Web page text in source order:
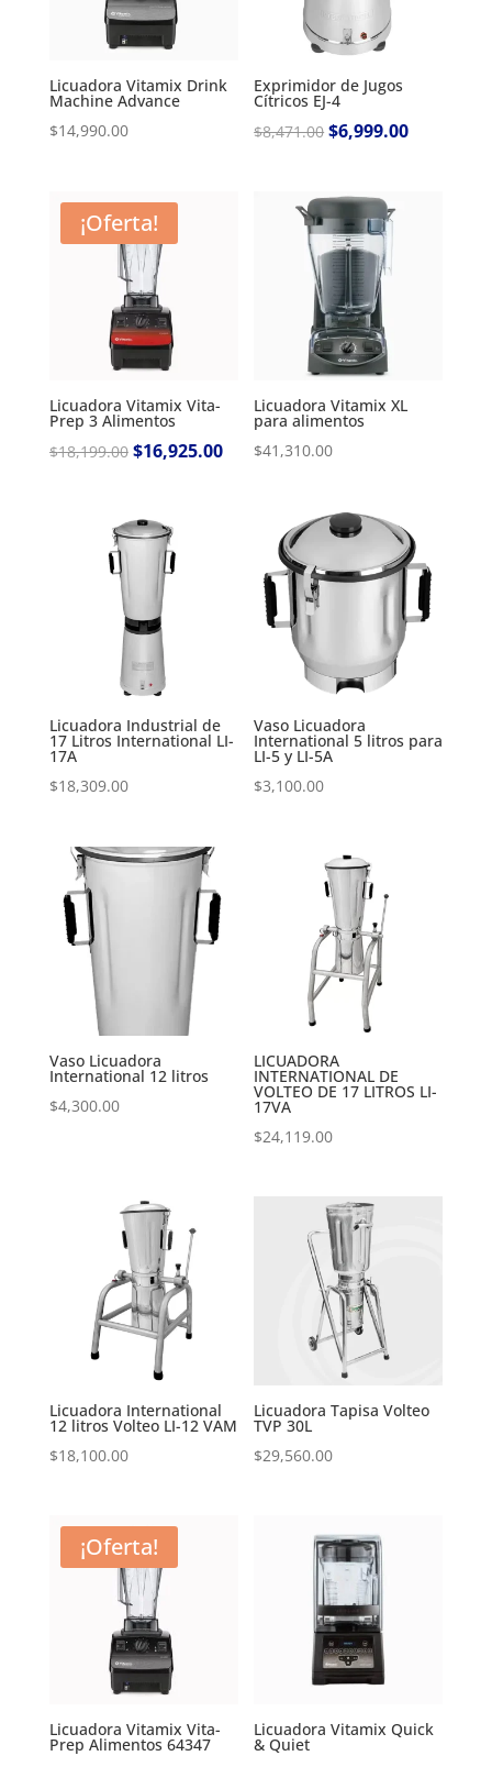
Licuadora Vitamix Drink
Machine Advance
$14,990.00
Exprimidor de Jugos
Cítricos EJ-4
$8,471.00 Original
$8,471.00.
$6,999.00Current
¡Oferta!
Licuadora Vitamix Vita-
Prep 3 Alimentos
$18,199.00 Original
$18,199.00.
$16,925.00Current
$16,925.00.
Licuadora Vitamix XL
para alimentos
$41,310.00
Licuadora Industrial de
17 Litros International LI-
17A
$18,309.00
Vaso Licuadora
International 5 litros para
LI-5 y LI-5A
$3,100.00
Vaso Licuadora
International 12 litros
$4,300.00
LICUADORA
INTERNATIONAL DE
VOLTEO DE 17 LITROS LI-
17VA
$24,119.00
Licuadora International
12 litros Volteo LI-12 VAM
$18,100.00
Licuadora Tapisa Volteo
TVP 30L
$29,560.00
¡Oferta!
Licuadora Vitamix Vita-
Prep Alimentos 64347
Licuadora Vitamix Quick
& Quiet